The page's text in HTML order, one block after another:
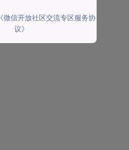
《微信开放社区交流专区服务协
议》